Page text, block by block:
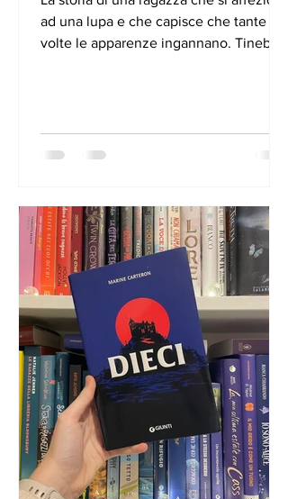
ad una lupa e che capisce che tante
volte le apparenze ingannano. Tinebra